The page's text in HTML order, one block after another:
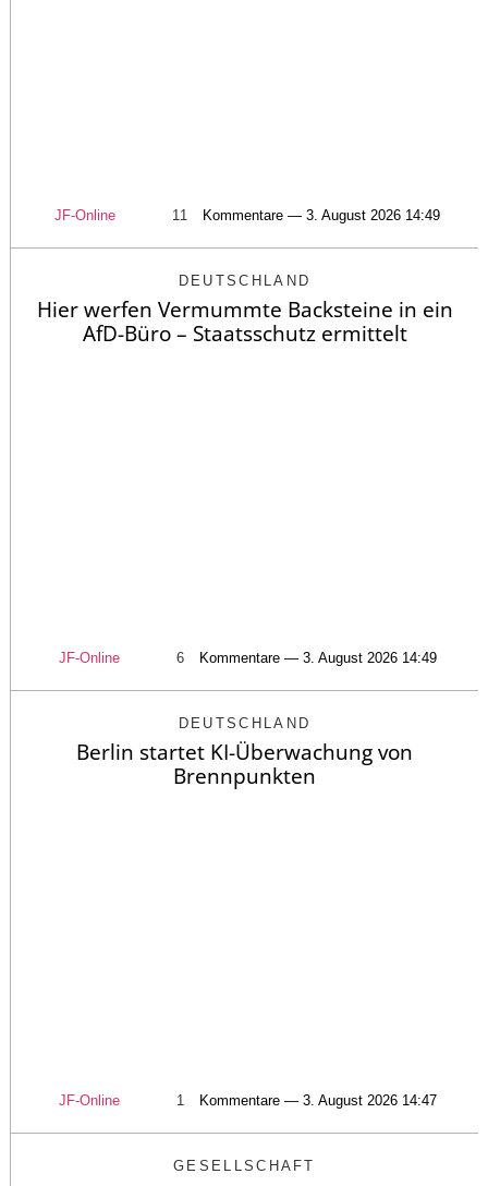
JF-Online 11 Kommentare — 3. August 2026 14:49
DEUTSCHLAND
Hier werfen Vermummte Backsteine in ein
AfD-Büro – Staatsschutz ermittelt
JF-Online 6 Kommentare — 3. August 2026 14:49
DEUTSCHLAND
Berlin startet KI-Überwachung von
Brennpunkten
JF-Online 1 Kommentare — 3. August 2026 14:47
GESELLSCHAFT